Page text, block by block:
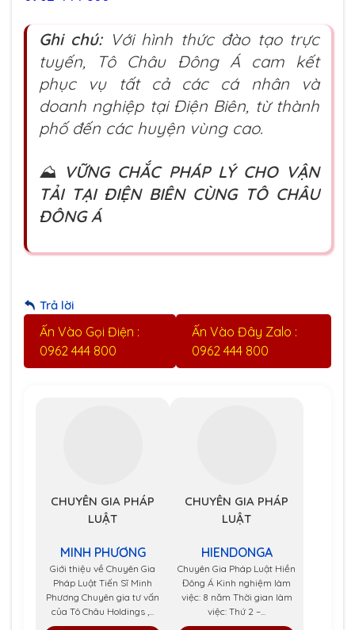
Ghi chú:Với hình thức đào tạo trực
tuyến, Tô Châu Đông Á cam kết
phục vụ tất cả các cá nhân và
doanh nghiệp tại Điện Biên, từ thành
phố đến các huyện vùng cao.
⛰️ VỮNG CHẮC PHÁP LÝ CHO VẬN
TẢI TẠI ĐIỆN BIÊN CÙNG TÔ CHÂU
ĐÔNG Á
Trả lời
Ấn Vào Gọi Điện :
0962 444 800
Ấn Vào Đây Zalo :
0962 444 800
CHUYÊN GIA PHÁP
LUẬT
MINH PHƯƠNG
Giới thiệu về Chuyên Gia
Pháp Luật Tiến Sĩ Minh
Phương Chuyên gia tư vấn
của Tô Châu Holdings ,...
CHUYÊN GIA PHÁP
LUẬT
HIENDONGA
Chuyên Gia Pháp Luật Hiền
Đông Á Kinh nghiệm làm
việc: 8 năm Thời gian làm
việc: Thứ 2 –...